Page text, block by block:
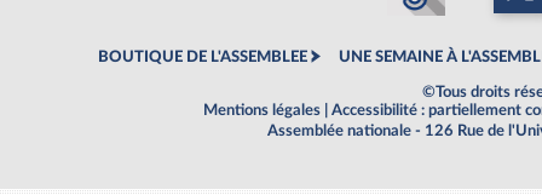
BOUTIQUE DE L'ASSEMBLEE UNE SEMAINE À
©Tous droits
Mentions légales
Accessibilité : partiellement
Assemblée nationale - 126 Rue de